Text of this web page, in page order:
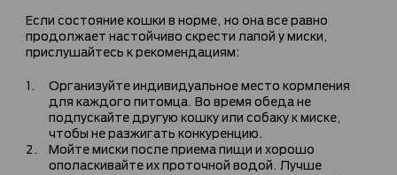
Если состояние кошки в норме, но она все равно
продолжает настойчиво скрести лапой у миски,
прислушайтесь к рекомендациям:
Организуйте индивидуальное место кормления
для каждого питомца. Во время обеда не
подпускайте другую кошку или собаку к миске,
чтобы не разжигать конкуренцию.
Мойте миски после приема пищи и хорошо
ополаскивайте их проточной водой. Лучше